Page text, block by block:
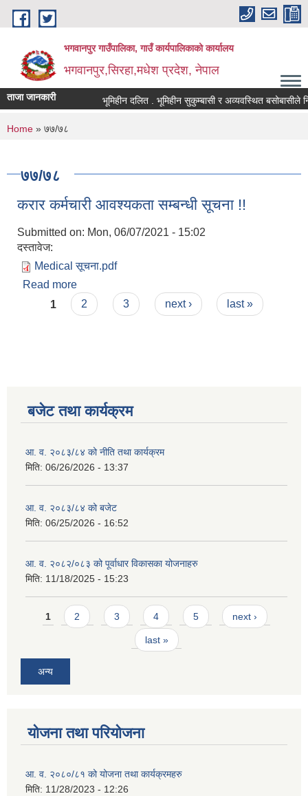
Skip to main content
भगवानपुर गाउँपालिका, गाउँ कार्यपालिकाको कार्यालय
भगवानपुर,सिरहा,मधेश प्रदेश, नेपाल
ताजा जानकारी भूमिहीन दलित . भूमिहीन सुकुम्बासी र अव्यवस्थित बसोबासीले
You are here
Home » ७७/७८
७७/७८
करार कर्मचारी आवश्यकता सम्बन्धी सूचना !!
Submitted on: Mon, 06/07/2021 - 15:02
दस्तावेज:
Medical सूचना.pdf
Read more
Pages
1 2 3 next › last »
बजेट तथा कार्यक्रम
आ. व. २०८३/८४ को नीति तथा कार्यक्रम
मिति: 06/26/2026 - 13:37
आ. व. २०८३/८४ को बजेट
मिति: 06/25/2026 - 16:52
आ. व. २०८२/०८३ को पूर्वाधार विकासका योजनाहरु
मिति: 11/18/2025 - 15:23
Pages
1 2 3 4 5 next ›
last »
अन्य
योजना तथा परियोजना
आ. व. २०८०/८१ को योजना तथा कार्यक्रमहरु
मिति: 11/28/2023 - 12:26